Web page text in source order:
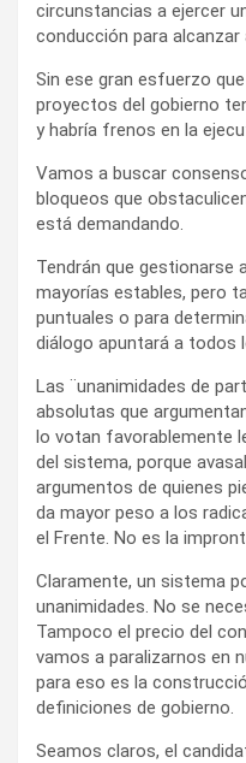
circunstancias a ejercer
conducción para
Sin ese gran esfuerzo
proyectos del gobierno
y habría frenos en la
Vamos a buscar
bloqueos que
está demandando.
Tendrán que gestionarse
mayorías estables, pero
puntuales o para
diálogo apuntará a todos
Las ¨unanimidades de
absolutas que
lo votan favorablemente
del sistema, porque
argumentos de quienes
da mayor peso a los
el Frente. No es la
Claramente, un sistema
unanimidades. No se
Tampoco el precio del
vamos a paralizarnos en
para eso es la
definiciones de gobierno.
Seamos claros, el